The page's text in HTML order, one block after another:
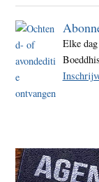
Elke